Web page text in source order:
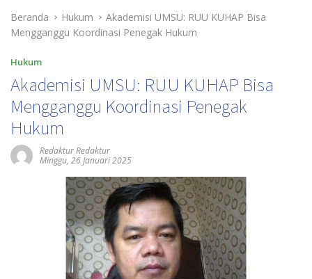
Beranda Hukum
Akademisi UMSU: RUU KUHAP Bisa
Mengganggu Koordinasi Penegak Hukum
Hukum
Akademisi UMSU: RUU KUHAP Bisa
Mengganggu Koordinasi Penegak
Hukum
Redaktur Redaktur
Minggu, 26 Januari 2025